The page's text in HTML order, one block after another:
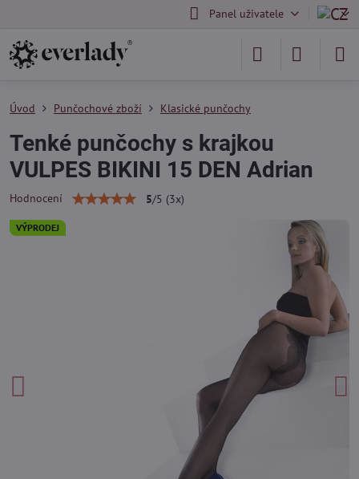
Panel uživatele
VÝPRODEJ
Úvod Punčochové zboží Klasické punčochy
Tenké punčochy s krajkou
VULPES BIKINI 15 DEN Adrian
Hodnocení 5/5 (3x)